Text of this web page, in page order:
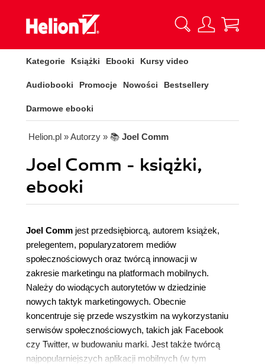
Kategorie Książki Ebooki Kursy video
Audiobooki Promocje Nowości Bestsellery
Darmowe ebooki
Helion.pl » Autorzy » 📚 Joel Comm
Joel Comm - książki,
ebooki
Joel Comm jest przedsiębiorcą, autorem książek,
prelegentem, popularyzatorem mediów
społecznościowych oraz twórcą innowacji w
zakresie marketingu na platformach mobilnych.
Należy do wiodących autorytetów w dziedzinie
nowych taktyk marketingowych. Obecnie
koncentruje się przede wszystkim na wykorzystaniu
serwisów społecznościowych, takich jak Facebook
czy Twitter, w budowaniu marki. Jest także twórcą
najpopularniejszych aplikacji mobilnych (w tym